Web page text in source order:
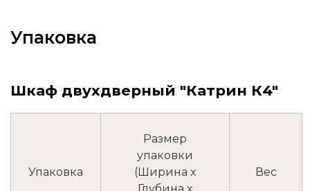
Упаковка
Шкаф двухдверный "Катрин К4"
Упаковка
Размер
упаковки
(Ширина x
Вес